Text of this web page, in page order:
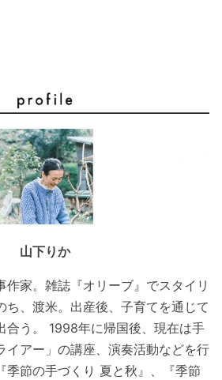
山下りか
作家。雑誌『オリーブ』でスタイリ
ち、渡米。出産後、子育てを通じて
合う。 1998年に帰国後、現在は手
イアー」の講座、演奏活動などを行
季節の手づくり 夏と秋』、『季節